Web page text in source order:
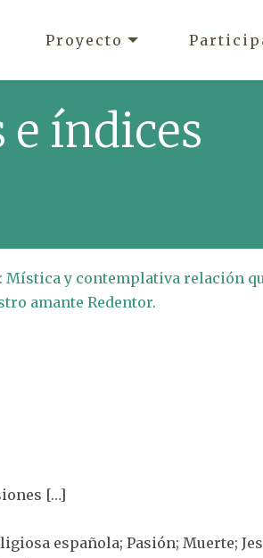
Proyecto
e índices
Mística y contemplativa relación
amante Redentor.
[…]
española; Pasión; Muerte;